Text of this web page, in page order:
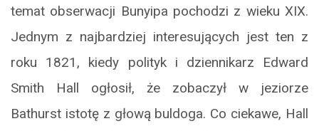
temat obserwacji Bunyipa pochodzi z wieku XIX.
Jednym z najbardziej interesujących jest ten z
roku 1821, kiedy polityk i dziennikarz Edward
Smith Hall ogłosił, że zobaczył w jeziorze
Bathurst istotę z głową buldoga. Co ciekawe, Hall